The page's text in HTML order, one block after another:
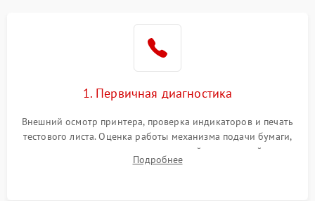
1. Первичная диагностика
Внешний осмотр принтера, проверка индикаторов и печать
тестового листа. Оценка работы механизма подачи бумаги,
выявление посторонних шумов, замятий и первичный анализ
дефектов печати (полосы, фон, пробелы).
Подробнее